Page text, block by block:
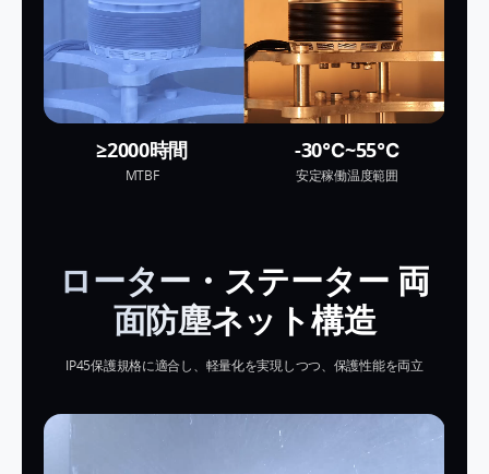
≥2000時間
MTBF
-30℃~55℃
安定稼働温度範囲
ローター・ステーター 両
面防塵ネット構造
IP45保護規格に適合し、軽量化を実現しつつ、保護性能を両立